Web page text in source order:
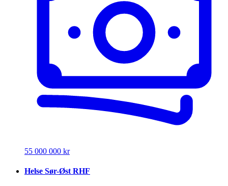
55 000 000 kr
Helse Sør-Øst RHF